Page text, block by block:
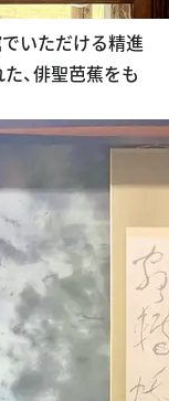
いただける精進
、俳聖芭蕉をも